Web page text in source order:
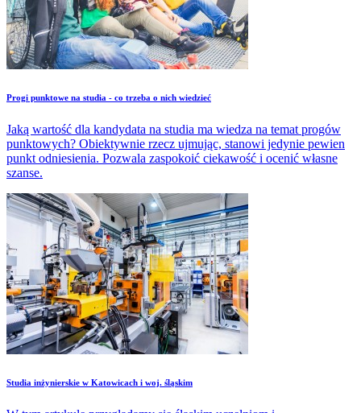
​Progi punktowe na studia - co trzeba o nich wiedzieć
Jaką wartość dla kandydata na studia ma wiedza na temat progów
punktowych? Obiektywnie rzecz ujmując, stanowi jedynie pewien
punkt odniesienia. Pozwala zaspokoić ciekawość i ocenić własne
szanse.
Studia inżynierskie w Katowicach i woj. śląskim